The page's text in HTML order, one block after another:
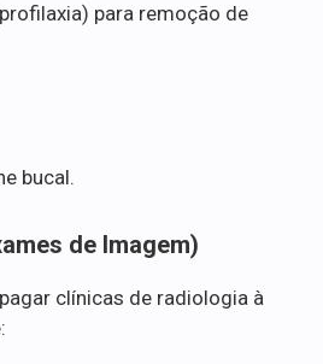
para remoção de
bucal.
de Imagem)
clínicas de radiologia à